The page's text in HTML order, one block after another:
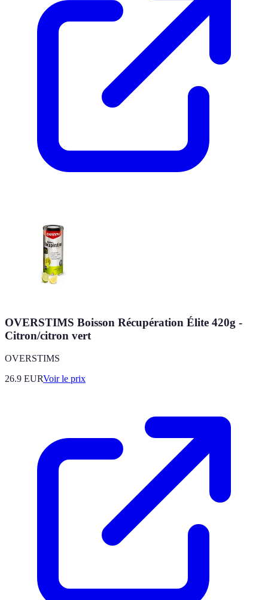
OVERSTIMS Boisson Récupération Élite 420g -
Citron/citron vert
OVERSTIMS
26.9 EURVoir le prix